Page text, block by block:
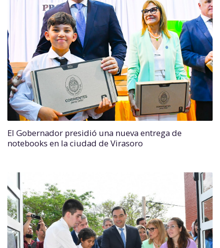
El Gobernador presidió una nueva entrega de
notebooks en la ciudad de Virasoro